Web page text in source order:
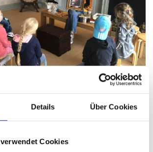
Details Über Cookies
Cookies
im Emslandmuseum, Foto:
Schloss Clemenswerth
Next